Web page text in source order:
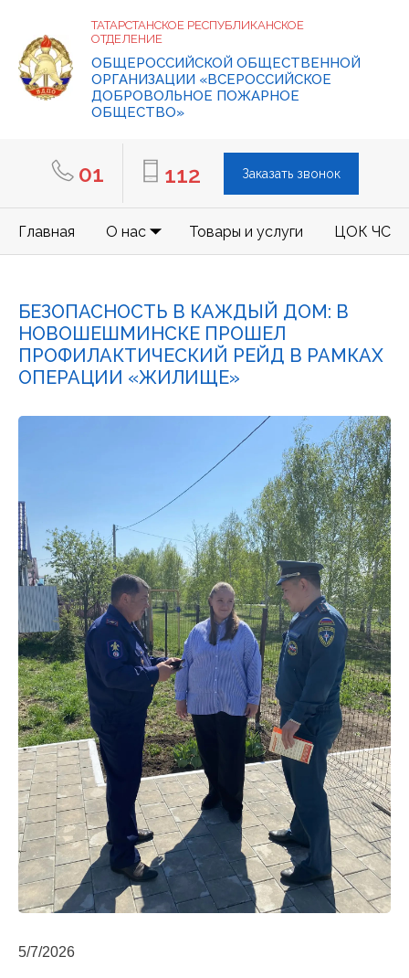
ТАТАРСТАНСКОЕ РЕСПУБЛИКАНСКОЕ
ОТДЕЛЕНИЕ
ОБЩЕРОССИЙСКОЙ ОБЩЕСТВЕННОЙ
ОРГАНИЗАЦИИ «ВСЕРОССИЙСКОЕ
ДОБРОВОЛЬНОЕ ПОЖАРНОЕ
ОБЩЕСТВО»
01 112 Заказать звонок
Главная О нас Товары и услуги ЦОК ЧС
БЕЗОПАСНОСТЬ В КАЖДЫЙ ДОМ: В
НОВОШЕШМИНСКЕ ПРОШЕЛ
ПРОФИЛАКТИЧЕСКИЙ РЕЙД В РАМКАХ
ОПЕРАЦИИ «ЖИЛИЩЕ»
5/7/2026